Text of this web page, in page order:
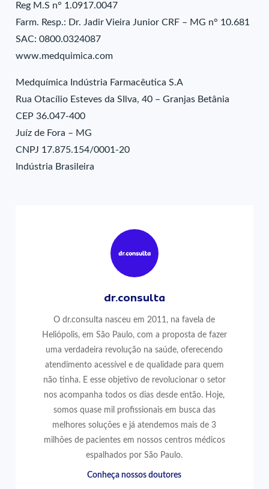
Reg M.S n° 1.0917.0047
Farm. Resp.: Dr. Jadir Vieira Junior CRF – MG n° 10.681
SAC: 0800.0324087
www.medquimica.com
Medquímica Indústria Farmacêutica S.A
Rua Otacílio Esteves da SIlva, 40 – Granjas Betânia
CEP 36.047-400
Juíz de Fora – MG
CNPJ 17.875.154/0001-20
Indústria Brasileira
dr.consulta
O dr.consulta nasceu em 2011, na favela de
Heliópolis, em São Paulo, com a proposta de fazer
uma verdadeira revolução na saúde, oferecendo
atendimento acessível e de qualidade para quem
não tinha. E esse objetivo de revolucionar o setor
nos acompanha todos os dias desde então. Hoje,
somos quase mil profissionais em busca das
melhores soluções e já atendemos mais de 3
milhões de pacientes em nossos centros médicos
espalhados por São Paulo.
Conheça nossos doutores